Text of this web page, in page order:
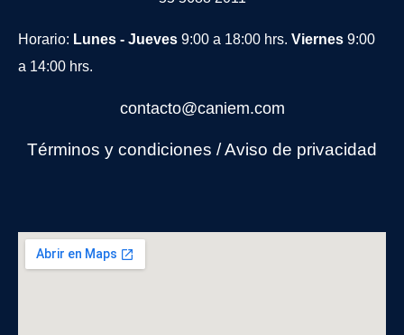
Horario: Lunes - Jueves 9:00 a 18:00 hrs. Viernes 9:00
a 14:00 hrs.
contacto@caniem.com
Términos y condiciones /Aviso de privacidad